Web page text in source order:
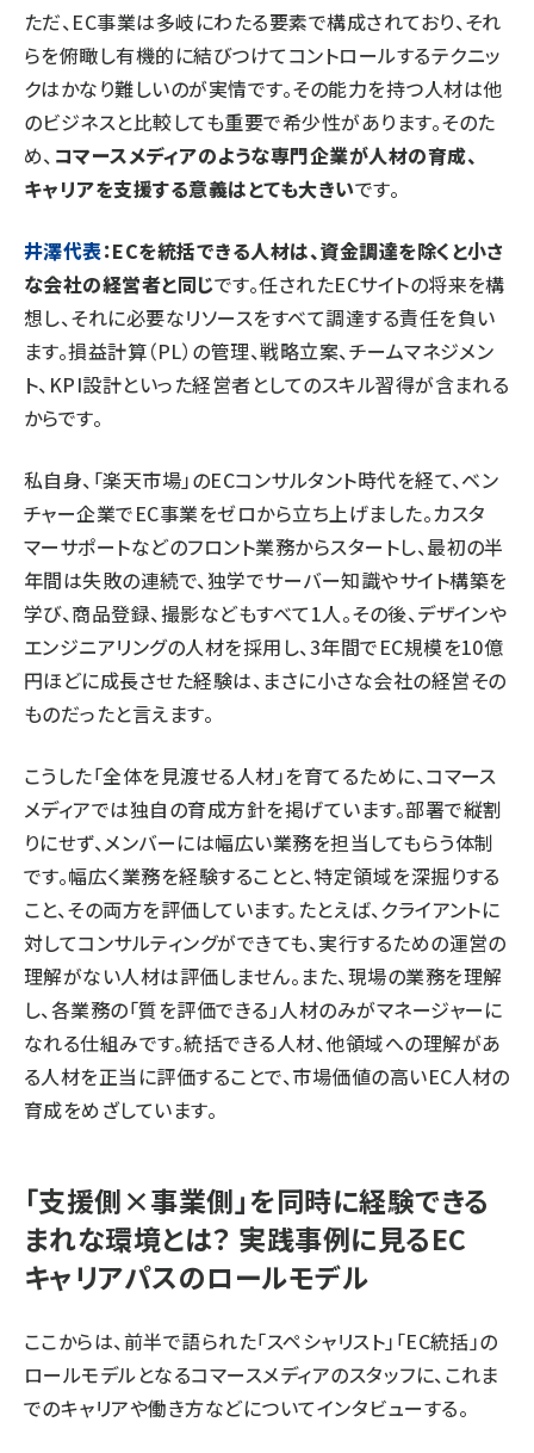
ただ、EC事業は多岐にわたる要素で構成されており、それ
らを俯瞰し有機的に結びつけてコントロールするテクニッ
クはかなり難しいのが実情です。その能力を持つ人材は他
のビジネスと比較しても重要で希少性があります。そのた
め、 コマースメディアのような専門企業が人材の育成、
キャリアを支援する意義はとても大きいです。
井澤代表：ECを統括できる人材は、資金調達を除くと小さ
な会社の経営者と同じです。任されたECサイトの将来を構
想し、それに必要なリソースをすべて調達する責任を負い
ます。損益計算（PL）の管理、戦略立案、チームマネジメン
ト、KPI設計といった経営者としてのスキル習得が含まれる
からです。
私自身、「楽天市場」のECコンサルタント時代を経て、ベン
チャー企業でEC事業をゼロから立ち上げました。カスタ
マーサポートなどのフロント業務からスタートし、最初の半
年間は失敗の連続で、独学でサーバー知識やサイト構築を
学び、商品登録、撮影などもすべて1人。その後、デザインや
エンジニアリングの人材を採用し、3年間でEC規模を10億
円ほどに成長させた経験は、まさに小さな会社の経営その
ものだったと言えます。
こうした「全体を見渡せる人材」を育てるために、コマース
メディアでは独自の育成方針を掲げています。部署で縦割
りにせず、メンバーには幅広い業務を担当してもらう体制
です。幅広く業務を経験することと、特定領域を深掘りする
こと、その両方を評価しています。たとえば、クライアントに
対してコンサルティングができても、実行するための運営の
理解がない人材は評価しません。また、現場の業務を理解
し、各業務の「質を評価できる」人材のみがマネージャーに
なれる仕組みです。統括できる人材、他領域への理解があ
る人材を正当に評価することで、市場価値の高いEC人材の
育成をめざしています。
「支援側×事業側」を同時に経験できる
まれな環境とは？ 実践事例に見るEC
キャリアパスのロールモデル
ここからは、前半で語られた「スペシャリスト」「EC統括」の
ロールモデルとなるコマースメディアのスタッフに、これま
でのキャリアや働き方などについてインタビューする。